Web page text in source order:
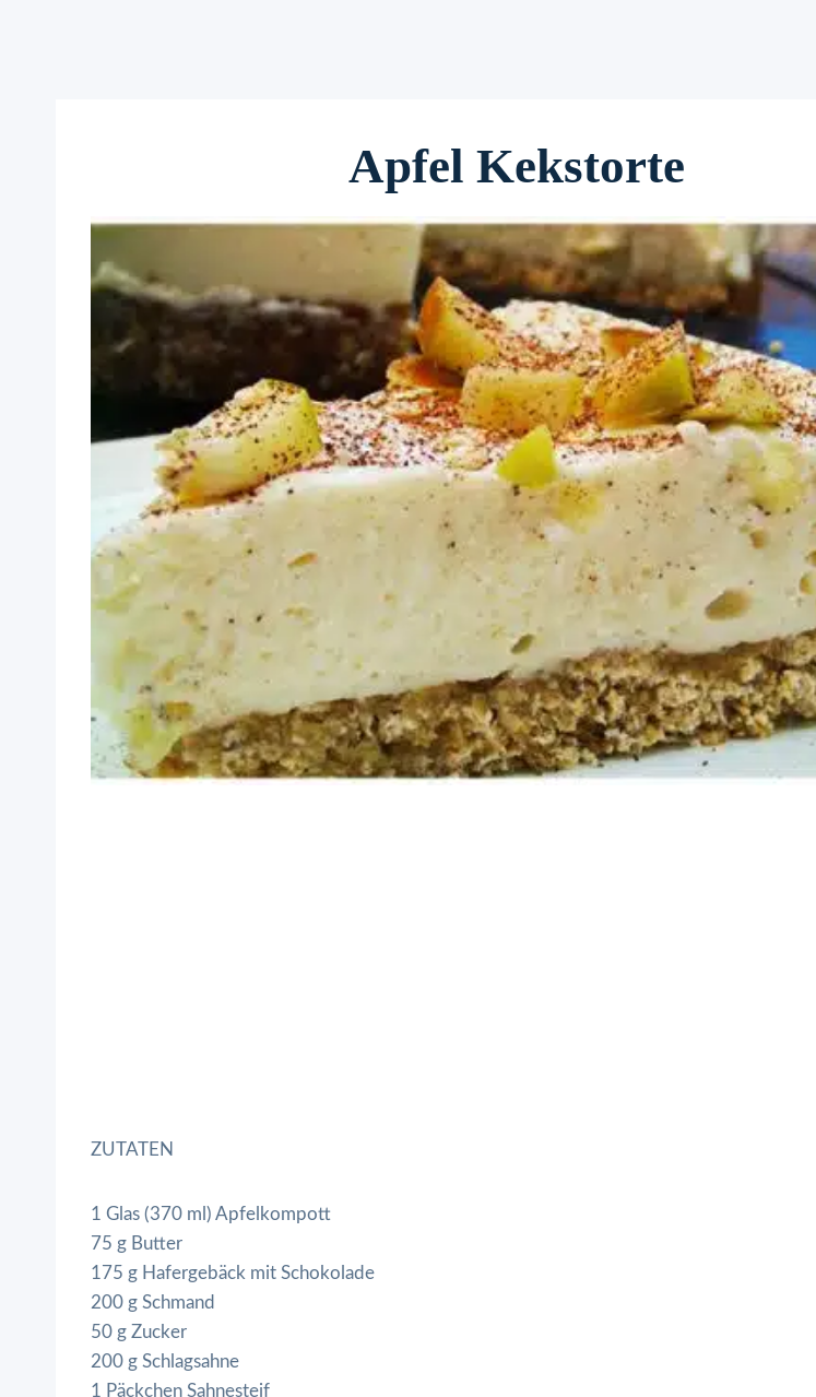
Apfel Kekstorte
ZUTATEN
1 Glas (370 ml) Apfelkompott
75 g Butter
175 g Hafergebäck mit Schokolade
200 g Schmand
50 g Zucker
200 g Schlagsahne
1 Päckchen Sahnesteif